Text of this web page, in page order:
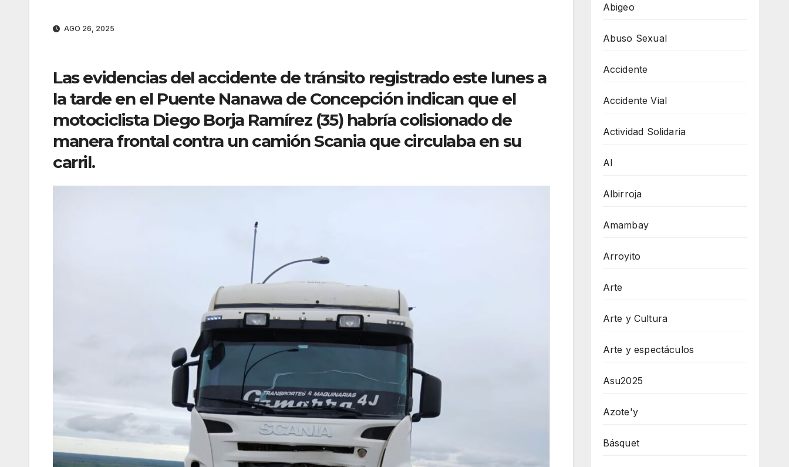
AGO 26, 2025
Las evidencias del accidente de tránsito registrado este lunes a
la tarde en el Puente Nanawa de Concepción indican que el
motociclista Diego Borja Ramírez (35)habría colisionado de
manera frontal contra un camión Scania que circulaba en su
carril.
Abigeo
Abuso Sexual
Accidente
Accidente Vial
Actividad Solidaria
AI
Albirroja
Amambay
Arroyito
Arte
Arte y Cultura
Arte y espectáculos
Asu2025
Azote'y
Básquet